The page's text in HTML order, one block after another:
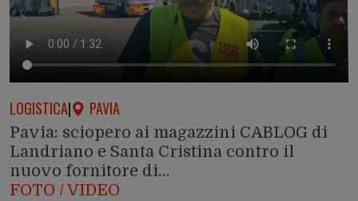
LOGISTICA| PAVIA
Pavia: sciopero ai magazzini CABLOG di
Landriano e Santa Cristina contro il
nuovo fornitore di…
FOTO / VIDEO